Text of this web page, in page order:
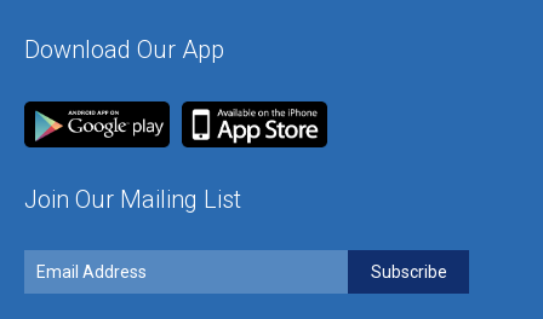
Download Our App
Join Our Mailing List